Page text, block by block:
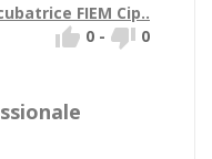
FIEM Cip..
 0 -  0